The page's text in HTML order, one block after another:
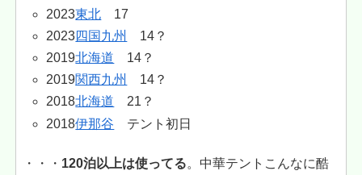
2023東北 17
2023四国九州
14？
2019北海道 14？
2019関西九州
14？
2018北海道 21？
2018伊那谷 テント初日
・・・ 120泊以上は使ってる。中華テントこんなに酷